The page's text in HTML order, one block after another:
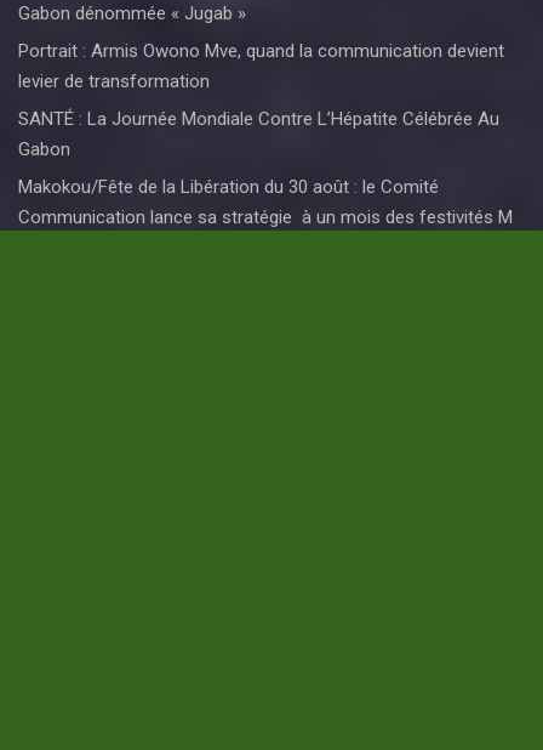
Gabon dénommée « Jugab »
Portrait : Armis Owono Mve, quand la communication devient
levier de transformation
SANTÉ : La Journée Mondiale Contre L’Hépatite Célébrée Au
Gabon
Makokou/Fête de la Libération du 30 août : le Comité
Communication lance sa stratégie à un mois des festivités M